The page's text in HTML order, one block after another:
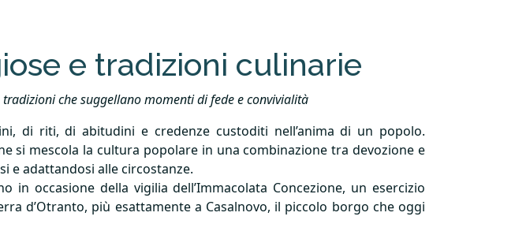
e tradizioni culinarie
che suggellano momenti di fede e convivialità
di riti, di abitudini e credenze custoditi nell’anima di un popolo.
si mescola la cultura popolare in una combinazione tra devozione e
e adattandosi alle circostanze.
occasione della vigilia dell’Immacolata Concezione, un esercizio
d’Otranto, più esattamente a Casalnovo, il piccolo borgo che oggi